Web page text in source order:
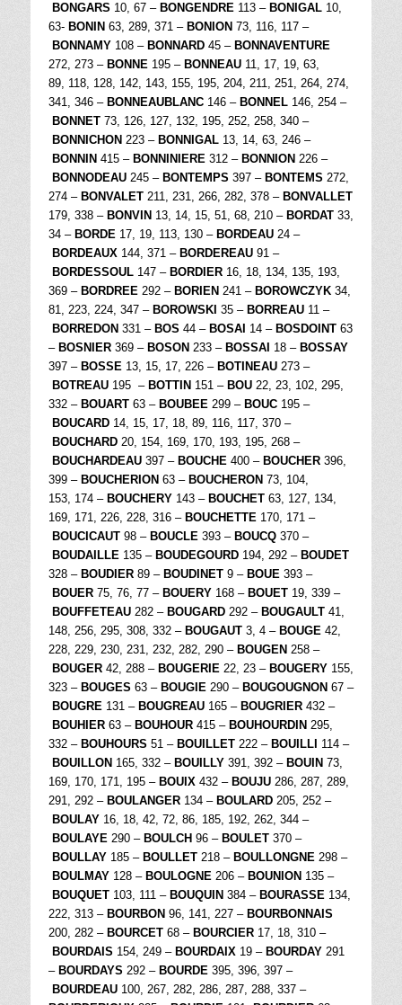
BONGARS 10, 67 – BONGENDRE 113 – BONIGAL 10,
63- BONIN 63, 289, 371 – BONION 73, 116, 117 –
BONNAMY 108 – BONNARD 45 – BONNAVENTURE
272, 273 – BONNE 195 – BONNEAU 11, 17, 19, 63,
89, 118, 128, 142, 143, 155, 195, 204, 211, 251, 264, 274,
341, 346 – BONNEAUBLANC 146 – BONNEL 146, 254 –
BONNET 73, 126, 127, 132, 195, 252, 258, 340 –
BONNICHON 223 – BONNIGAL 13, 14, 63, 246 –
BONNIN 415 – BONNINIERE 312 – BONNION 226 –
BONNODEAU 245 – BONTEMPS 397 – BONTEMS 272,
274 – BONVALET 211, 231, 266, 282, 378 – BONVALLET
179, 338 – BONVIN 13, 14, 15, 51, 68, 210 – BORDAT 33,
34 – BORDE 17, 19, 113, 130 – BORDEAU 24 –
BORDEAUX 144, 371 – BORDEREAU 91 –
BORDESSOUL 147 – BORDIER 16, 18, 134, 135, 193,
369 – BORDREE 292 – BORIEN 241 – BOROWCZYK 34,
81, 223, 224, 347 – BOROWSKI 35 – BORREAU 11 –
BORREDON 331 – BOS 44 – BOSAI 14 – BOSDOINT 63
– BOSNIER 369 – BOSON 233 – BOSSAI 18 – BOSSAY
397 – BOSSE 13, 15, 17, 226 – BOTINEAU 273 –
BOTREAU 195 – BOTTIN 151 – BOU 22, 23, 102, 295,
332 – BOUART 63 – BOUBEE 299 – BOUC 195 –
BOUCARD 14, 15, 17, 18, 89, 116, 117, 370 –
BOUCHARD 20, 154, 169, 170, 193, 195, 268 –
BOUCHARDEAU 397 – BOUCHE 400 – BOUCHER 396,
399 – BOUCHERION 63 – BOUCHERON 73, 104,
153, 174 – BOUCHERY 143 – BOUCHET 63, 127, 134,
169, 171, 226, 228, 316 – BOUCHETTE 170, 171 –
BOUCICAUT 98 – BOUCLE 393 – BOUCQ 370 –
BOUDAILLE 135 – BOUDEGOURD 194, 292 – BOUDET
328 – BOUDIER 89 – BOUDINET 9 – BOUE 393 –
BOUER 75, 76, 77 – BOUERY 168 – BOUET 19, 339 –
BOUFFETEAU 282 – BOUGARD 292 – BOUGAULT 41,
148, 256, 295, 308, 332 – BOUGAUT 3, 4 – BOUGE 42,
228, 229, 230, 231, 232, 282, 290 – BOUGEN 258 –
BOUGER 42, 288 – BOUGERIE 22, 23 – BOUGERY 155,
323 – BOUGES 63 – BOUGIE 290 – BOUGOUGNON 67 –
BOUGRE 131 – BOUGREAU 165 – BOUGRIER 432 –
BOUHIER 63 – BOUHOUR 415 – BOUHOURDIN 295,
332 – BOUHOURS 51 – BOUILLET 222 – BOUILLI 114 –
BOUILLON 165, 332 – BOUILLY 391, 392 – BOUIN 73,
169, 170, 171, 195 – BOUIX 432 – BOUJU 286, 287, 289,
291, 292 – BOULANGER 134 – BOULARD 205, 252 –
BOULAY 16, 18, 42, 72, 86, 185, 192, 262, 344 –
BOULAYE 290 – BOULCH 96 – BOULET 370 –
BOULLAY 185 – BOULLET 218 – BOULLONGNE 298 –
BOULMAY 128 – BOULOGNE 206 – BOUNION 135 –
BOUQUET 103, 111 – BOUQUIN 384 – BOURASSE 134,
222, 313 – BOURBON 96, 141, 227 – BOURBONNAIS
200, 282 – BOURCET 68 – BOURCIER 17, 18, 310 –
BOURDAIS 154, 249 – BOURDAIX 19 – BOURDAY 291
– BOURDAYS 292 – BOURDE 395, 396, 397 –
BOURDEAU 100, 267, 282, 286, 287, 288, 337 –